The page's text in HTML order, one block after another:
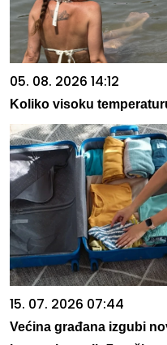
05. 08. 2026 14:12
Koliko visoku
15. 07. 2026 07:44
Većina građana izgubi